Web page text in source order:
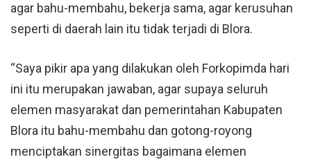
agar bahu-membahu, bekerja sama, agar kerusuhan
seperti di daerah lain itu tidak terjadi di Blora.
“Saya pikir apa yang dilakukan oleh Forkopimda hari
ini itu merupakan jawaban, agar supaya seluruh
elemen masyarakat dan pemerintahan Kabupaten
Blora itu bahu-membahu dan gotong-royong
menciptakan sinergitas bagaimana elemen